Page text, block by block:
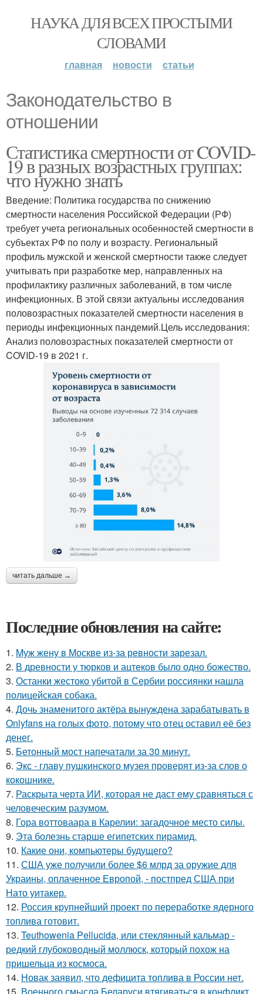
НАУКА ДЛЯ ВСЕХ ПРОСТЫМИ
СЛОВАМИ
главная новости статьи
Законодательство в
отношении
Статистика смертности от COVID-
19 в разных возрастных группах:
что нужно знать
Введение: Политика государства по снижению
смертности населения Российской Федерации (РФ)
требует учета региональных особенностей смертности в
субъектах РФ по полу и возрасту. Региональный
профиль мужской и женской смертности также следует
учитывать при разработке мер, направленных на
профилактику различных заболеваний, в том числе
инфекционных. В этой связи актуальны исследования
половозрастных показателей смертности населения в
периоды инфекционных пандемий.Цель исследования:
Анализ половозрастных показателей смертности от
COVID-19 в 2021 г.
читать дальше →
Последние обновления на сайте:
1. Mуж жену в Москве из-за ревности зарезал.
2. В древности у тюрков и ацтеков было одно божество.
3. Останки жестоко убитой в Сербии россиянки нашла
полицейская собака.
4. Дочь знаменитого актёра вынуждена зарабатывать в
Onlyfans на голых фото, потому что отец оставил её без
денег.
5. Бетонный мост напечатали за 30 минут.
6. Экс - главу пушкинского музея проверят из-за слов о
кокошнике.
7. Раскрыта черта ИИ, которая не даст ему сравняться с
человеческим разумом.
8. Гора воттоваара в Карелии: загадочное место силы.
9. Эта болезнь старше египетских пирамид.
10. Какие они, компьютеры будущего?
11. США уже получили более $6 млрд за оружие для
Украины, оплаченное Европой, - постпред США при
Нато уитакер.
12. Россия крупнейший проект по переработке ядерного
топлива готовит.
13. Teuthowenia Pellucida, или стеклянный кальмар -
редкий глубоководный моллюск, который похож на
пришельца из космоса.
14. Новак заявил, что дефицита топлива в России нет.
15. Военного смысла Беларуси втягиваться в конфликт